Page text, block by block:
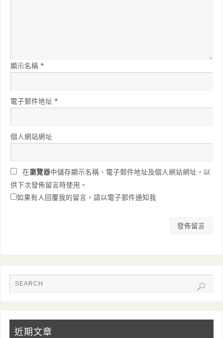
顯示名稱*
電子郵件地址*
個人網站網址
在瀏覽器中儲存顯示名稱、電子郵件地址及個人網站網址，以
供下次發佈留言時使用。
如果有人回覆我的留言，請以電子郵件通知我
近期文章